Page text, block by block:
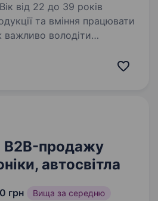
та вміння працювати
важливо володіти
вести звіти та
продажу
автосвітла
грн Вища за середню